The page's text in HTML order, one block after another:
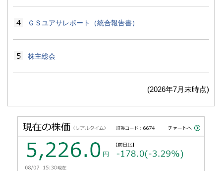
ＧＳユアサレポート（統合報告書）
株主総会
(2026年7月末時点)